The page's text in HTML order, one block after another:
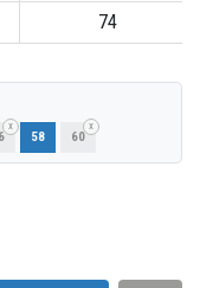
74
58 60